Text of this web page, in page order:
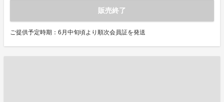
販売終了
ご提供予定時期：6月中旬頃より順次会員証を発送